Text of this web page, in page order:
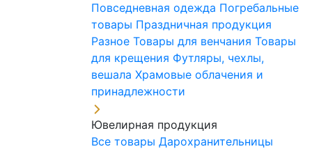
Повседневная одежда Погребальные
товары Праздничная продукция
Разное Товары для венчания Товары
для крещения Футляры, чехлы,
вешала Храмовые облачения и
принадлежности
Ювелирная продукция
Все товары Дарохранительницы